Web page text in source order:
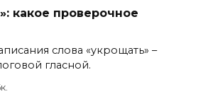
какое проверочное
слова «укрощать» –
гласной.